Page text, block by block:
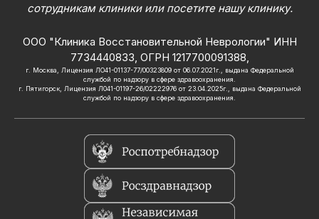
сотрудникам клиники или посетите нашу клинику.
ООО "Клиника Восстановительной Неврологии" ИНН
7734440833, ОГРН 1217700091388,
г. Москва, Лицензия ЛО41-01137-77/00323809 от 06.07.2021г., выдана Федеральной
службой по надзору в сфере здравоохранения.
г. Пятигорск, Лицензия Л041-01197-26/02222976 от 23.04.2025г., выдана Федеральной
службой по надзору в сфере здравоохранения.